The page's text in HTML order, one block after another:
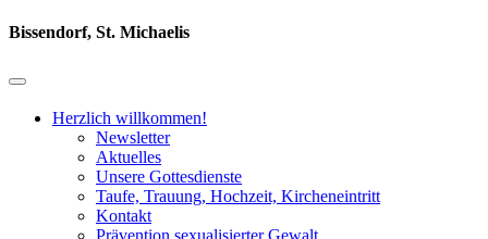
Bissendorf, St. Michaelis
Herzlich willkommen!
Newsletter
Aktuelles
Unsere Gottesdienste
Taufe, Trauung, Hochzeit, Kircheneintritt
Kontakt
Prävention sexualisierter Gewalt